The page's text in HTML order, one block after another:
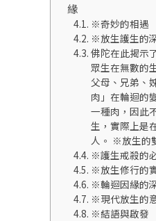
緣
※奇妙的相遇
※放生護生的
佛陀在此揭示
眾生在無數的
父母、兄弟、
肉」在輪迴的
一種肉，因此
生，實際上是
人。 ※放生的
※護生戒殺的
※放生修行的
※輪迴因緣的
※現代放生的
※結語與啟發